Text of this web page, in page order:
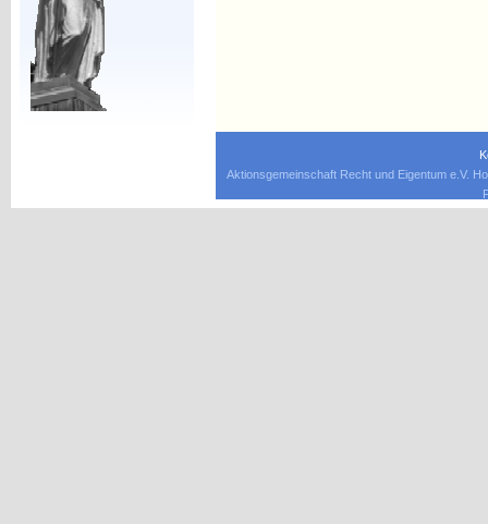
Aktionsgemeinschaft Recht und Eigentum e.V.